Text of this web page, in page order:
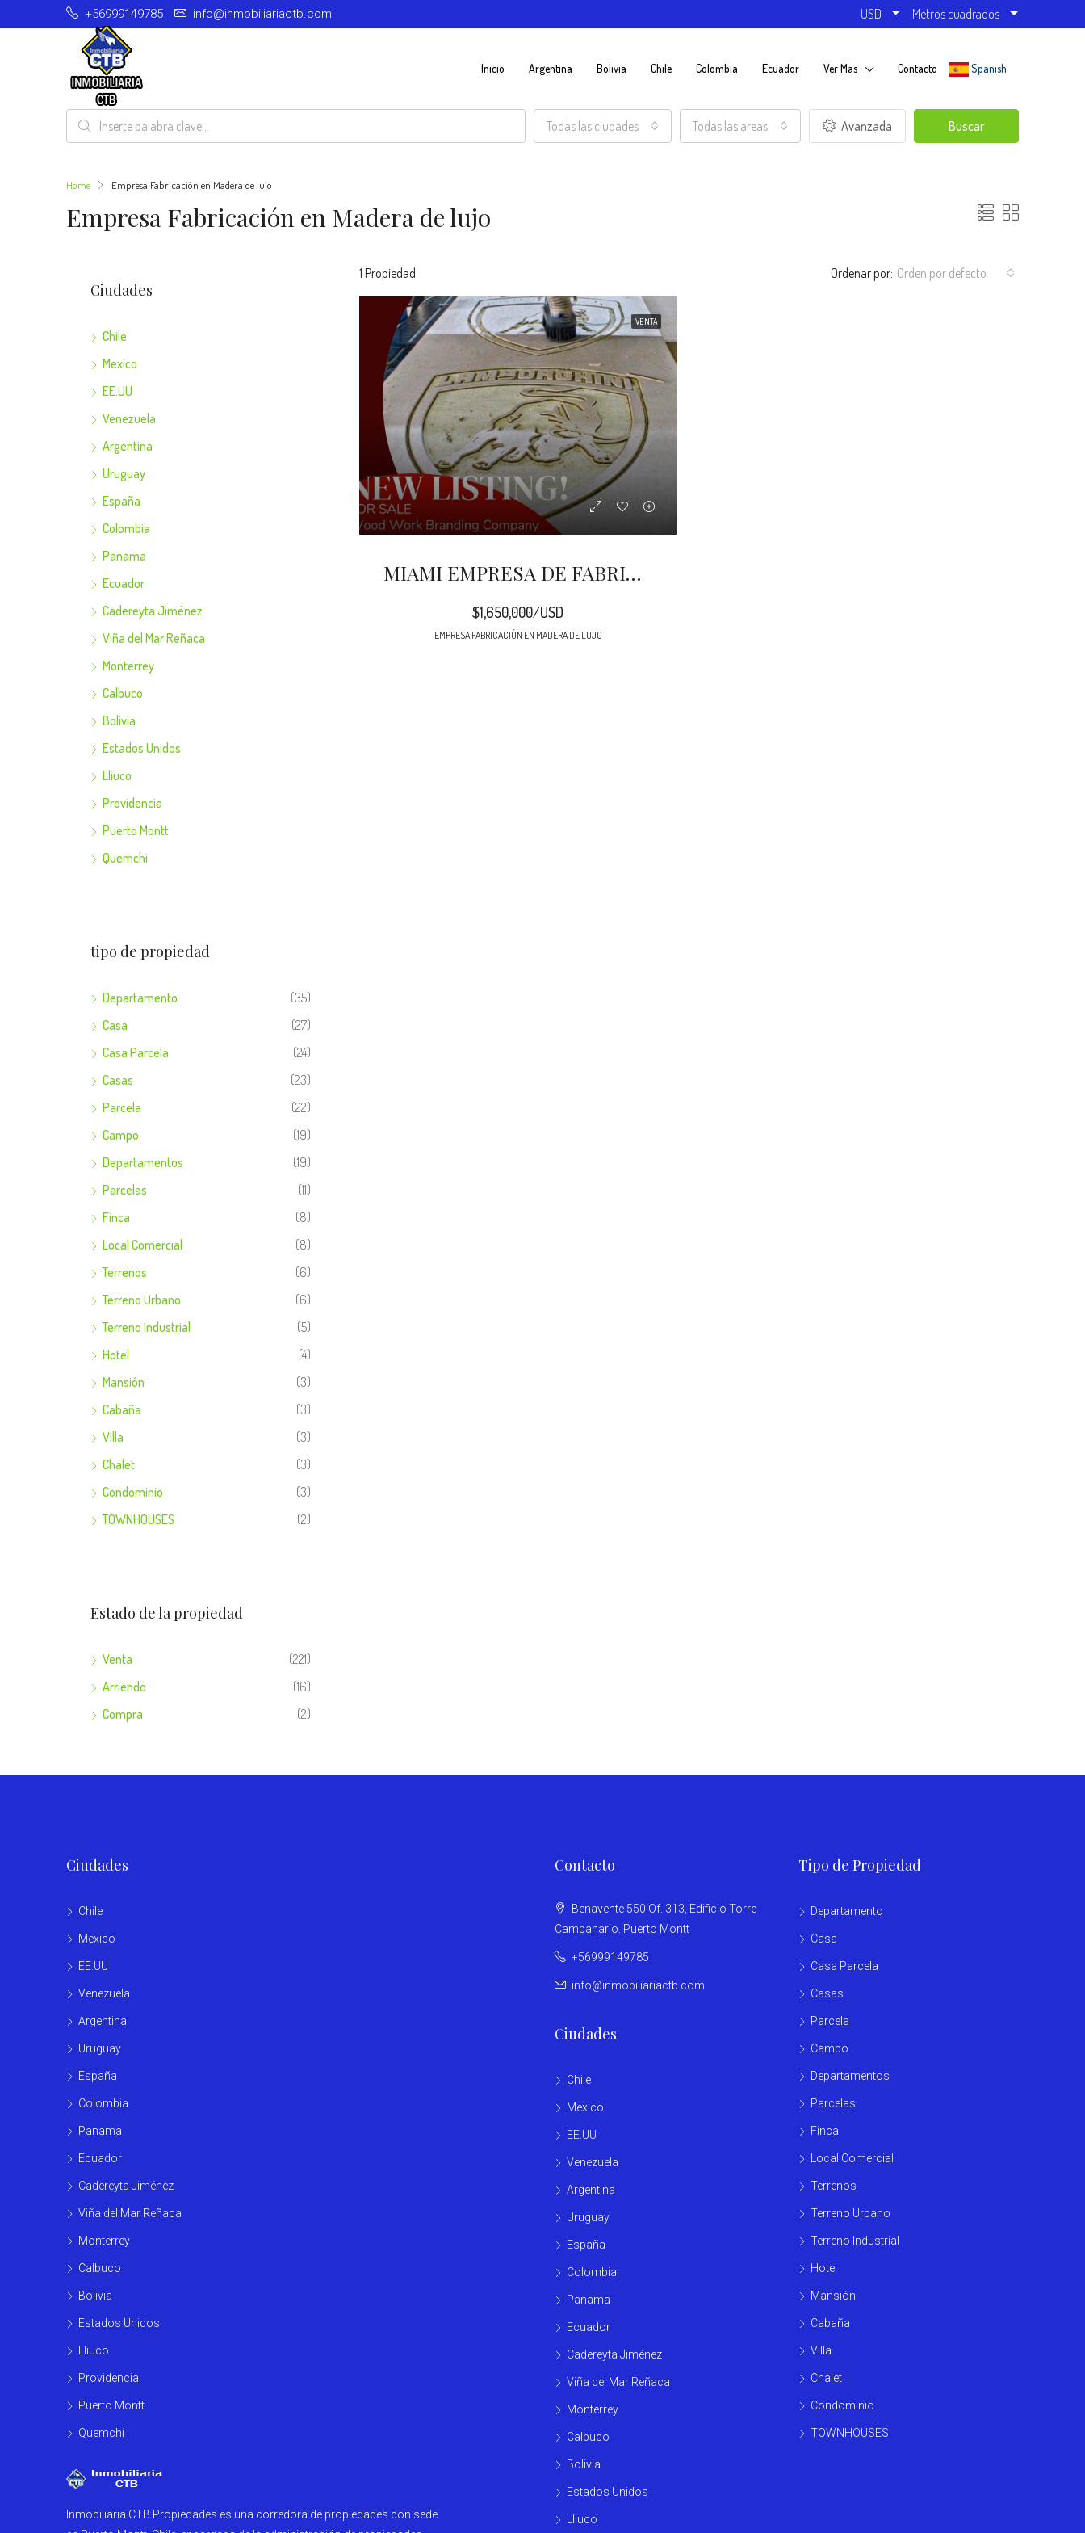
+56999149785 info@inmobiliariactb.com USD Metros cuadrados
Inicio Argentina Bolivia Chile Colombia Ecuador Ver Mas Contacto Spanish
Todas las ciudades Todas las areas Avanzada Buscar
Home Empresa Fabricación en Madera de lujo
Empresa Fabricación en Madera de lujo
1 Propiedad Ordenar por: Orden por defecto
VENTA
MIAMI EMPRESA DE FABRICACION EN MADERA DE LUJO, EL DORAL
$1,650,000/USD
EMPRESA FABRICACIÓN EN MADERA DE LUJO
Ciudades
Chile
Mexico
EE.UU
Venezuela
Argentina
Uruguay
España
Colombia
Panama
Ecuador
Cadereyta Jiménez
Viña del Mar Reñaca
Monterrey
Calbuco
Bolivia
Estados Unidos
Lliuco
Providencia
Puerto Montt
Quemchi
tipo de propiedad
Departamento
(35)
Casa
(27)
Casa Parcela
(24)
Casas
(23)
Parcela
(22)
Campo
(19)
Departamentos
(19)
Parcelas
(11)
Finca
(8)
Local Comercial
(8)
Terrenos
(6)
Terreno Urbano
(6)
Terreno Industrial
(5)
Hotel
(4)
Mansión
(3)
Cabaña
(3)
Villa
(3)
Chalet
(3)
Condominio
(3)
TOWNHOUSES
(2)
Estado de la propiedad
Venta
(221)
Arriendo
(16)
Compra
(2)
Ciudades
Chile
Mexico
EE.UU
Venezuela
Argentina
Uruguay
España
Colombia
Panama
Ecuador
Cadereyta Jiménez
Viña del Mar Reñaca
Monterrey
Calbuco
Bolivia
Estados Unidos
Lliuco
Providencia
Puerto Montt
Quemchi
Inmobiliaria CTB Propiedades es una corredora de propiedades con sede
Contacto
Benavente 550 Of. 313, Edificio Torre
Campanario. Puerto Montt
+56999149785
info@inmobiliariactb.com
Ciudades
Chile
Mexico
EE.UU
Venezuela
Argentina
Uruguay
España
Colombia
Panama
Ecuador
Cadereyta Jiménez
Viña del Mar Reñaca
Monterrey
Calbuco
Bolivia
Estados Unidos
Lliuco
Tipo de Propiedad
Departamento
Casa
Casa Parcela
Casas
Parcela
Campo
Departamentos
Parcelas
Finca
Local Comercial
Terrenos
Terreno Urbano
Terreno Industrial
Hotel
Mansión
Cabaña
Villa
Chalet
Condominio
TOWNHOUSES